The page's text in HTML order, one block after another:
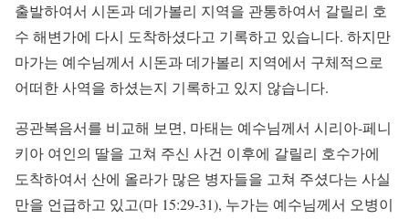
출발하여서 시돈과 데가볼리 지역을 관통하여서 갈릴리 호
수 해변가에 다시 도착하셨다고 기록하고 있습니다. 하지만
마가는 예수님께서 시돈과 데가볼리 지역에서 구체적으로
어떠한 사역을 하셨는지 기록하고 있지 않습니다.
공관복음서를 비교해 보면, 마태는 예수님께서 시리아-페니
키아 여인의 딸을 고쳐 주신 사건 이후에 갈릴리 호수가에
도착하여서 산에 올라가 많은 병자들을 고쳐 주셨다는 사실
만을 언급하고 있고(마 15:29-31), 누가는 예수님께서 오병이